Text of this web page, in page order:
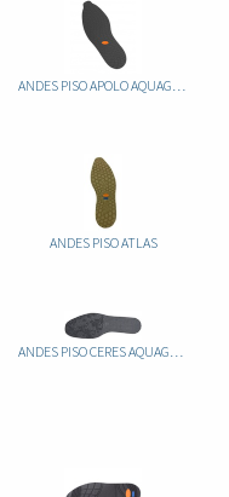
ANDES PISO APOLO AQUAGRIP CAUCHO
ANDES PISO ATLAS